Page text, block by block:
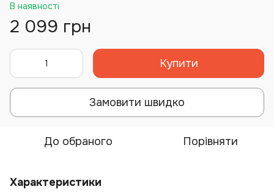
В наявності
2 099 грн
Купити
Замовити швидко
До обраного Порівняти
Характеристики